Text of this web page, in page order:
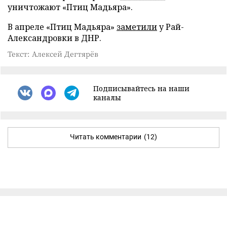
уничтожают «Птиц Мадьяра».
В апреле «Птиц Мадьяра» заметилиу Рай-
Александровки в ДНР.
Текст: Алексей Дегтярёв
Подписывайтесь на наши
каналы
Читать комментарии (12)